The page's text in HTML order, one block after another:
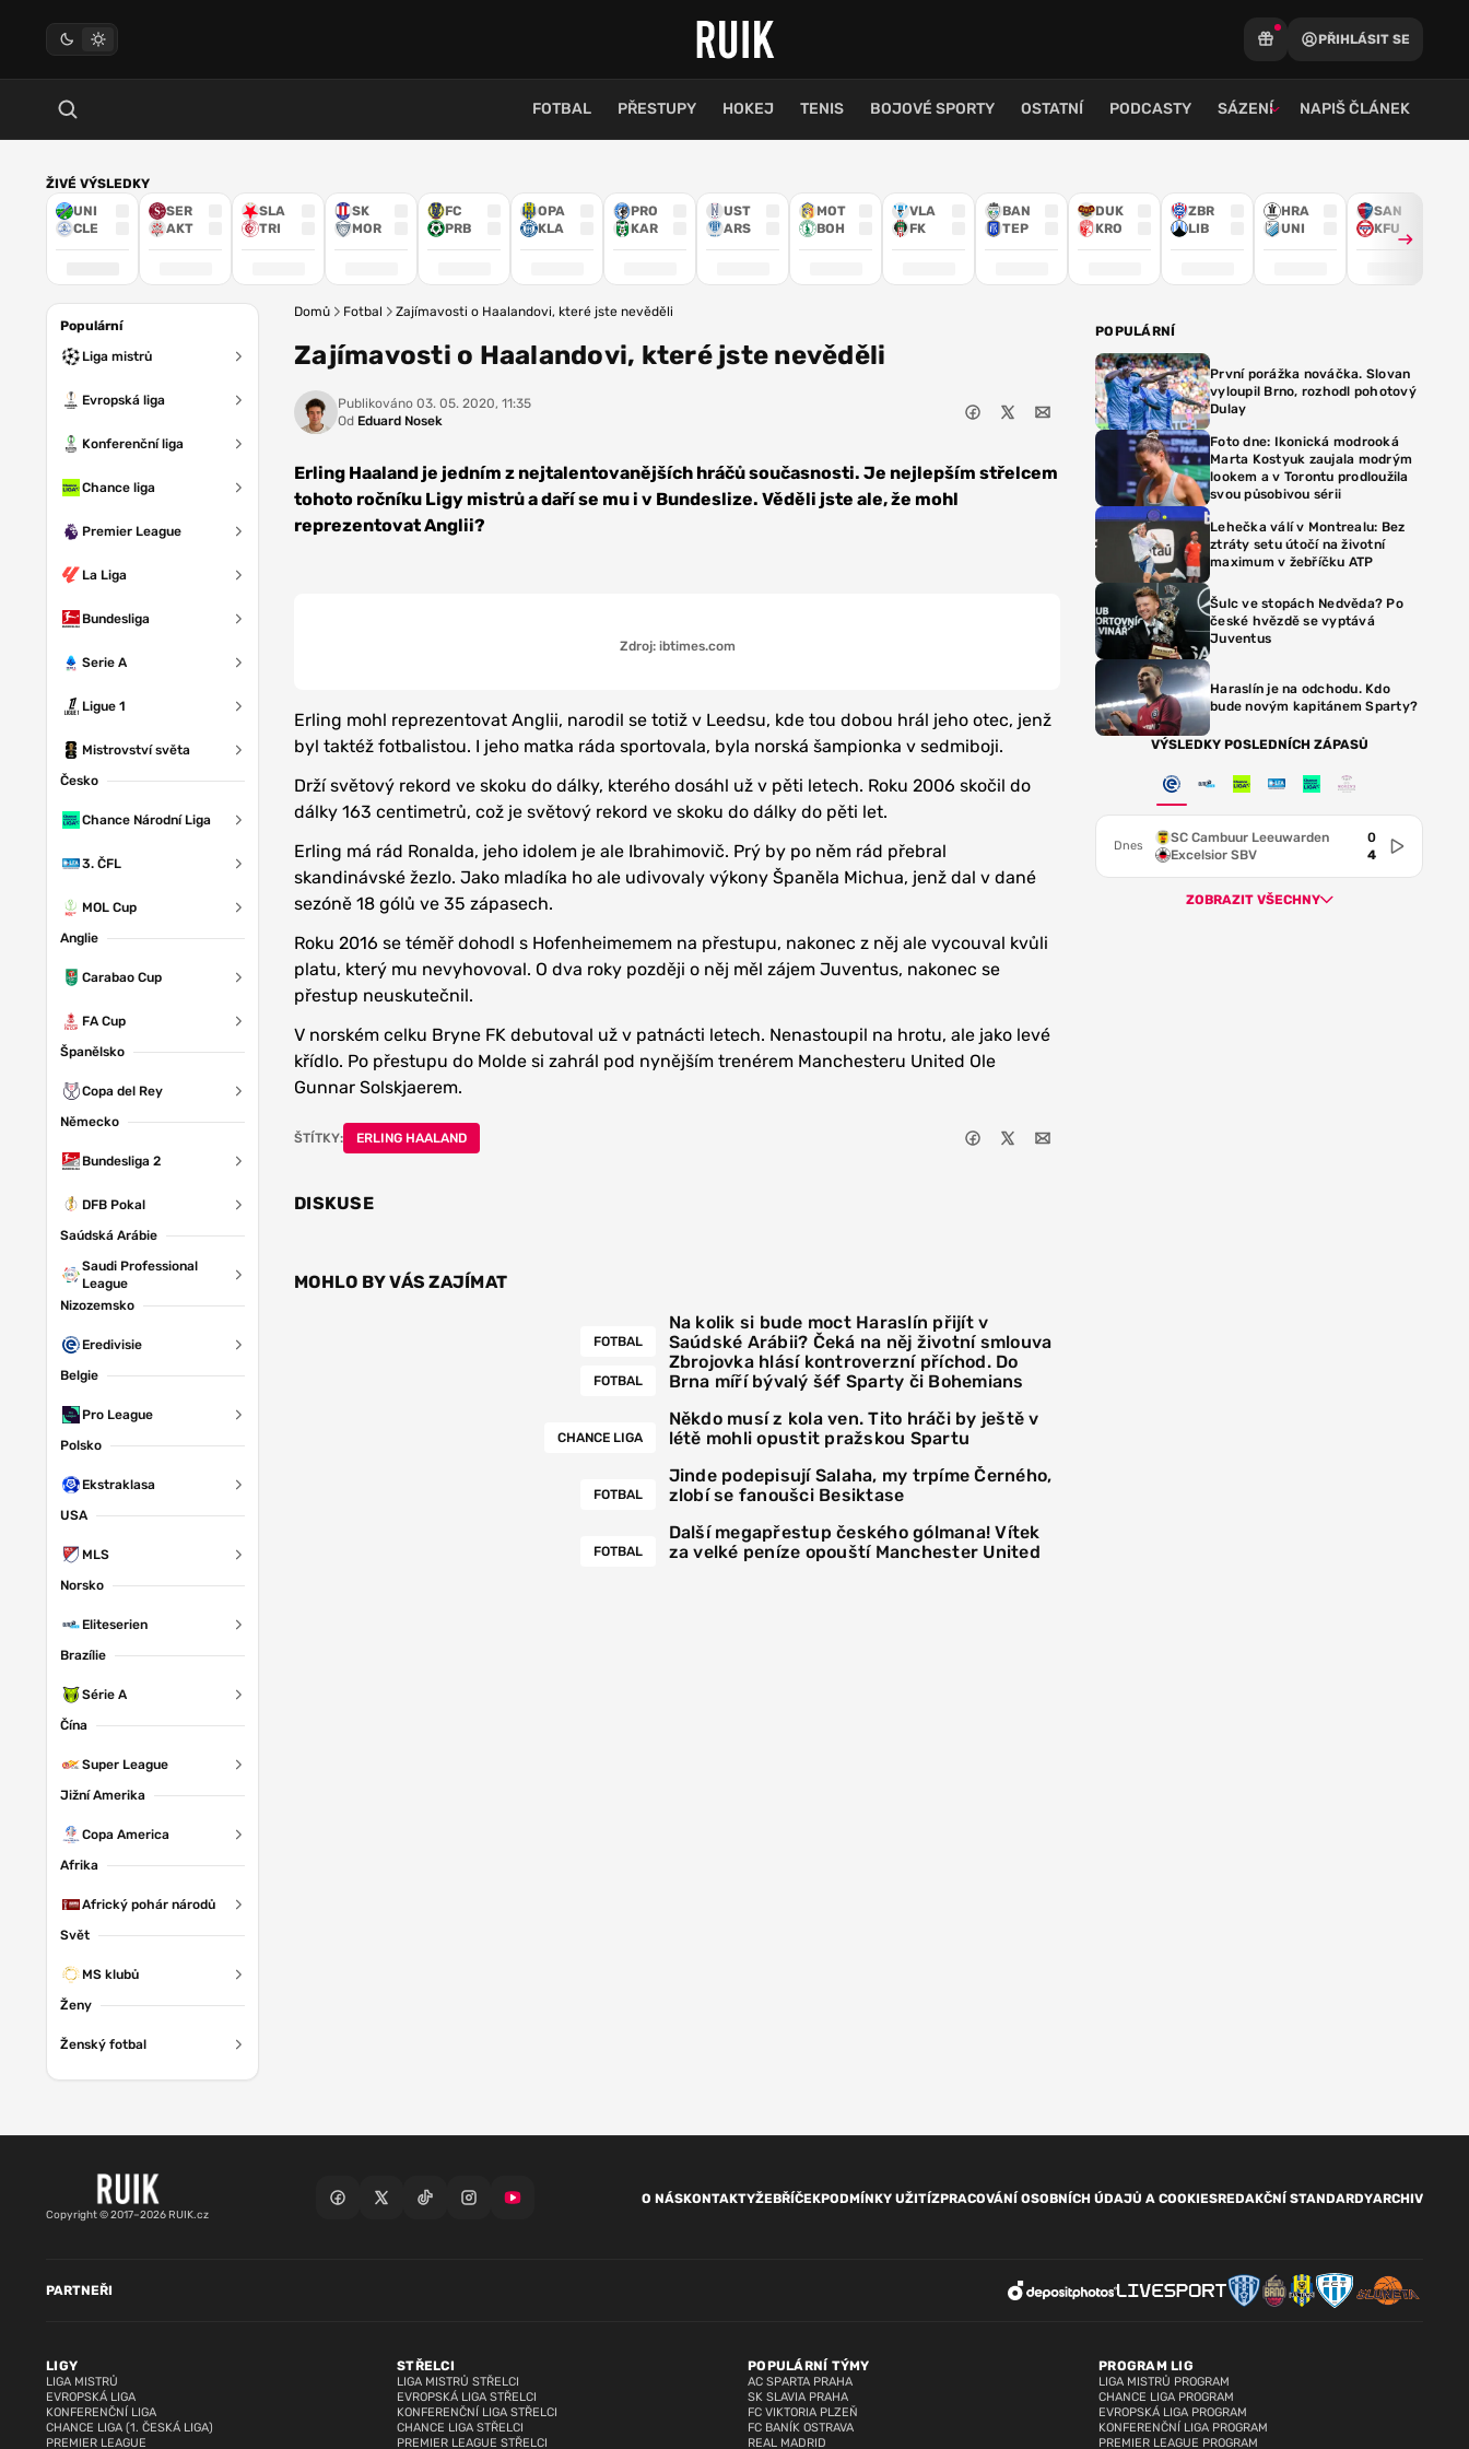
PŘIHLÁSIT SE
FOTBAL PŘESTUPY HOKEJ TENIS BOJOVÉ SPORTY OSTATNÍ PODCASTY SÁZENÍ NAPIŠ ČLÁNEK
ŽIVÉ VÝSLEDKY
UNI
CLE
SER
AKT
SLA
TRI
SK
MOR
FC
PRB
OPA
KLA
PRO
KAR
UST
ARS
MOT
BOH
VLA
FK
BAN
TEP
DUK
KRO
ZBR
LIB
HRA
UNI
SAN
KFU
Populární
Liga mistrů
Evropská liga
Konferenční liga
Chance liga
Premier League
La Liga
Bundesliga
Serie A
Ligue 1
Mistrovství světa
Česko
Chance Národní Liga
3. ČFL
MOL Cup
Anglie
Carabao Cup
FA Cup
Španělsko
Copa del Rey
Německo
Bundesliga 2
DFB Pokal
Saúdská Arábie
Saudi Professional
League
Nizozemsko
Eredivisie
Belgie
Pro League
Polsko
Ekstraklasa
USA
MLS
Norsko
Eliteserien
Brazílie
Série A
Čína
Super League
Jižní Amerika
Copa America
Afrika
Africký pohár národů
Svět
MS klubů
Ženy
Ženský fotbal
Domů Fotbal Zajímavosti o Haalandovi, které jste nevěděli
Zajímavosti o Haalandovi, které jste nevěděli
Publikováno 03. 05. 2020, 11:35
Od Eduard Nosek
Erling Haaland je jedním z nejtalentovanějších hráčů současnosti. Je nejlepším střelcem
tohoto ročníku Ligy mistrů a daří se mu i v Bundeslize. Věděli jste ale, že mohl
reprezentovat Anglii?
Zdroj: ibtimes.com
Erling mohl reprezentovat Anglii, narodil se totiž v Leedsu, kde tou dobou hrál jeho otec, jenž
byl taktéž fotbalistou. I jeho matka ráda sportovala, byla norská šampionka v sedmiboji.
Drží světový rekord ve skoku do dálky, kterého dosáhl už v pěti letech. Roku 2006 skočil do
dálky 163 centimetrů, což je světový rekord ve skoku do dálky do pěti let.
Erling má rád Ronalda, jeho idolem je ale Ibrahimovič. Prý by po něm rád přebral
skandinávské žezlo. Jako mladíka ho ale udivovaly výkony Španěla Michua, jenž dal v dané
sezóně 18 gólů ve 35 zápasech.
Roku 2016 se téměř dohodl s Hofenheimemem na přestupu, nakonec z něj ale vycouval kvůli
platu, který mu nevyhovoval. O dva roky později o něj měl zájem Juventus, nakonec se
přestup neuskutečnil.
V norském celku Bryne FK debutoval už v patnácti letech. Nenastoupil na hrotu, ale jako levé
křídlo. Po přestupu do Molde si zahrál pod nynějším trenérem Manchesteru United Ole
Gunnar Solskjaerem.
ŠTÍTKY: ERLING HAALAND
DISKUSE
MOHLO BY VÁS ZAJÍMAT
FOTBAL
Na kolik si bude moct Haraslín přijít v
Saúdské Arábii? Čeká na něj životní smlouva
FOTBAL
Zbrojovka hlásí kontroverzní příchod. Do
Brna míří bývalý šéf Sparty či Bohemians
CHANCE LIGA
Někdo musí z kola ven. Tito hráči by ještě v
létě mohli opustit pražskou Spartu
FOTBAL
Jinde podepisují Salaha, my trpíme Černého,
zlobí se fanoušci Besiktase
FOTBAL
Další megapřestup českého gólmana! Vítek
za velké peníze opouští Manchester United
POPULÁRNÍ
První porážka nováčka. Slovan
vyloupil Brno, rozhodl pohotový
Dulay
Foto dne: Ikonická modrooká
Marta Kostyuk zaujala modrým
lookem a v Torontu prodloužila
svou působivou sérii
Lehečka válí v Montrealu: Bez
ztráty setu útočí na životní
maximum v žebříčku ATP
Šulc ve stopách Nedvěda? Po
české hvězdě se vyptává
Juventus
Haraslín je na odchodu. Kdo
bude novým kapitánem Sparty?
VÝSLEDKY POSLEDNÍCH ZÁPASŮ
Dnes
SC Cambuur Leeuwarden
Excelsior SBV
0
4
ZOBRAZIT VŠECHNY
Copyright © 2017–2026 RUIK.cz
O NÁSKONTAKTYŽEBŘÍČEKPODMÍNKY UŽITÍZPRACOVÁNÍ OSOBNÍCH ÚDAJŮ A COOKIESREDAKČNÍ STANDARDYARCHIV
LIGY
LIGA MISTRŮ
EVROPSKÁ LIGA
KONFERENČNÍ LIGA
CHANCE LIGA (1. ČESKÁ LIGA)
PREMIER LEAGUE
STŘELCI
LIGA MISTRŮ STŘELCI
EVROPSKÁ LIGA STŘELCI
KONFERENČNÍ LIGA STŘELCI
CHANCE LIGA STŘELCI
PREMIER LEAGUE STŘELCI
POPULÁRNÍ TÝMY
AC SPARTA PRAHA
SK SLAVIA PRAHA
FC VIKTORIA PLZEŇ
FC BANÍK OSTRAVA
REAL MADRID
PROGRAM LIG
LIGA MISTRŮ PROGRAM
CHANCE LIGA PROGRAM
EVROPSKÁ LIGA PROGRAM
KONFERENČNÍ LIGA PROGRAM
PREMIER LEAGUE PROGRAM
PARTNEŘI